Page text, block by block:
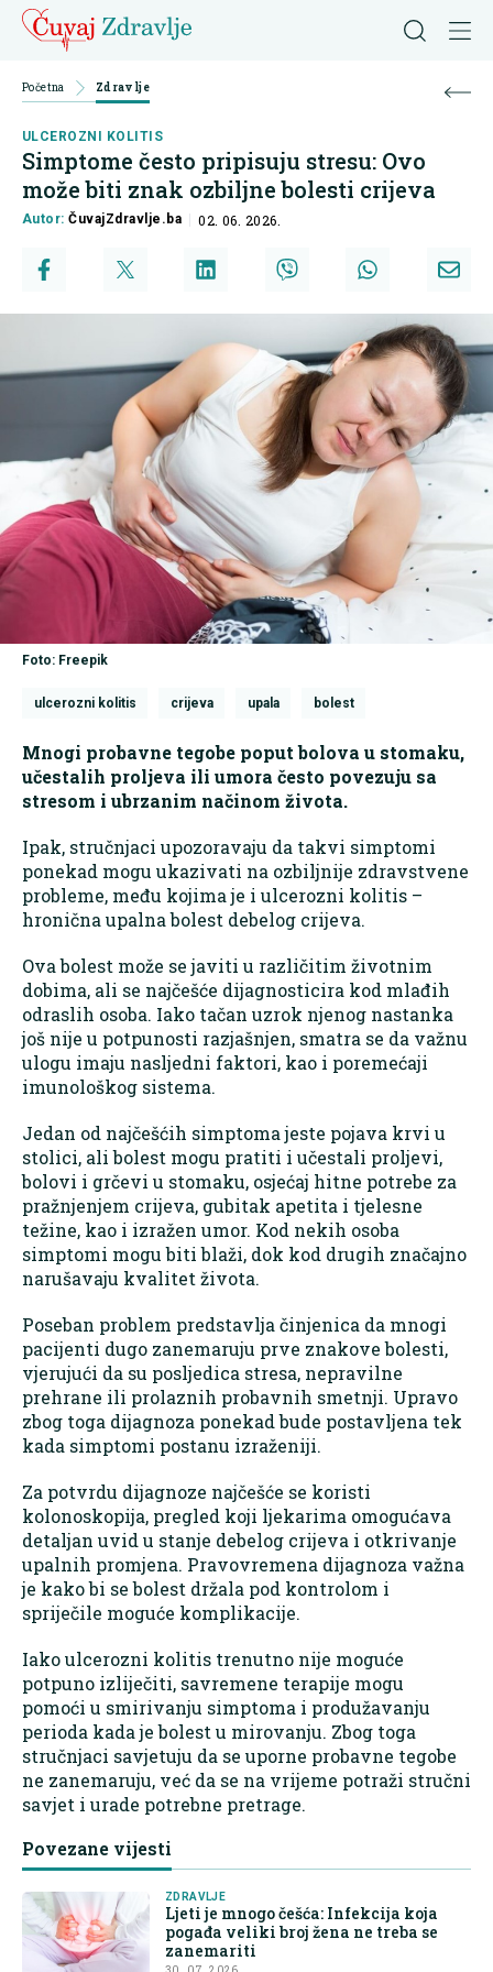
Početna Zdravlje
ULCEROZNI KOLITIS
Simptome često pripisuju stresu: Ovo
može biti znak ozbiljne bolesti crijeva
Autor:ČuvajZdravlje.ba 02. 06. 2026.
Foto: Freepik
ulcerozni kolitis crijeva upala bolest
Mnogi probavne tegobe poput bolova u stomaku,
učestalih proljeva ili umora često povezuju sa
stresom i ubrzanim načinom života.
Ipak, stručnjaci upozoravaju da takvi simptomi
ponekad mogu ukazivati na ozbiljnije zdravstvene
probleme, među kojima je i ulcerozni kolitis –
hronična upalna bolest debelog crijeva.
Ova bolest može se javiti u različitim životnim
dobima, ali se najčešće dijagnosticira kod mlađih
odraslih osoba. Iako tačan uzrok njenog nastanka
još nije u potpunosti razjašnjen, smatra se da važnu
ulogu imaju nasljedni faktori, kao i poremećaji
imunološkog sistema.
Jedan od najčešćih simptoma jeste pojava krvi u
stolici, ali bolest mogu pratiti i učestali proljevi,
bolovi i grčevi u stomaku, osjećaj hitne potrebe za
pražnjenjem crijeva, gubitak apetita i tjelesne
težine, kao i izražen umor. Kod nekih osoba
simptomi mogu biti blaži, dok kod drugih značajno
narušavaju kvalitet života.
Poseban problem predstavlja činjenica da mnogi
pacijenti dugo zanemaruju prve znakove bolesti,
vjerujući da su posljedica stresa, nepravilne
prehrane ili prolaznih probavnih smetnji. Upravo
zbog toga dijagnoza ponekad bude postavljena tek
kada simptomi postanu izraženiji.
Za potvrdu dijagnoze najčešće se koristi
kolonoskopija, pregled koji ljekarima omogućava
detaljan uvid u stanje debelog crijeva i otkrivanje
upalnih promjena. Pravovremena dijagnoza važna
je kako bi se bolest držala pod kontrolom i
spriječile moguće komplikacije.
Iako ulcerozni kolitis trenutno nije moguće
potpuno izliječiti, savremene terapije mogu
pomoći u smirivanju simptoma i produžavanju
perioda kada je bolest u mirovanju. Zbog toga
stručnjaci savjetuju da se uporne probavne tegobe
ne zanemaruju, već da se na vrijeme potraži stručni
savjet i urade potrebne pretrage.
Povezane vijesti
ZDRAVLJE
Ljeti je mnogo češća: Infekcija koja
pogađa veliki broj žena ne treba se
zanemariti